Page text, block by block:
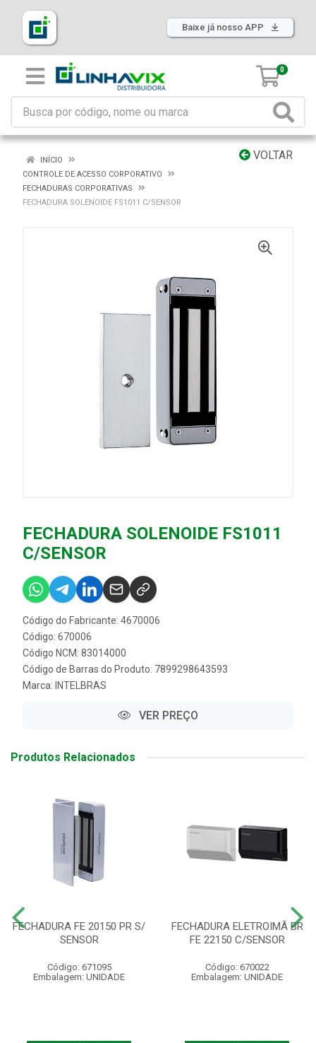
Baixe já nosso APP
0
VOLTAR
INÍCIO
CONTROLE DE ACESSO CORPORATIVO
FECHADURAS CORPORATIVAS
FECHADURA SOLENOIDE FS1011 C/SENSOR
FECHADURA SOLENOIDE FS1011
C/SENSOR
Código do Fabricante: 4670006
Código: 670006
Código NCM: 83014000
Código de Barras do Produto: 7899298643593
Marca: INTELBRAS
VER PREÇO
Produtos Relacionados
FECHADURA FE 20150 PR S/
SENSOR
Código: 671095
Embalagem: UNIDADE
FECHADURA ELETROIMÃ BR
FE 22150 C/SENSOR
Código: 670022
Embalagem: UNIDADE